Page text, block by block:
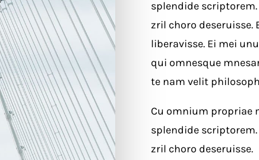
splendide
zril choro deseruisse.
liberavisse. Ei mei
qui omnesque
te nam velit
Cu omnium propriae
splendide
zril choro deseruisse.